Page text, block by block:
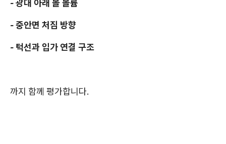
- 광대 아래 볼 볼륨
- 중안면 처짐 방향
- 턱선과 입가 연결 구조
까지 함께 평가합니다.